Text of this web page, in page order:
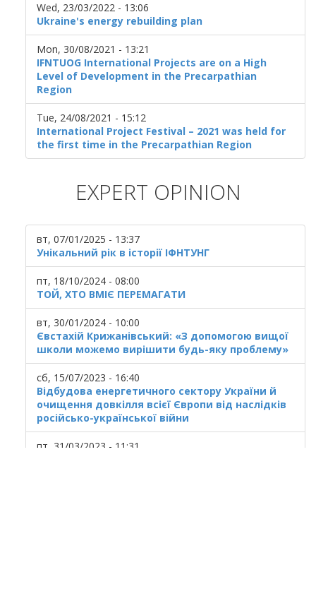
Wed, 23/03/2022 - 13:06
Ukraine's energy rebuilding plan
Mon, 30/08/2021 - 13:21
IFNTUOG International Projects are on a High
Level of Development in the Precarpathian
Region
Tue, 24/08/2021 - 15:12
International Project Festival – 2021 was held for
the first time in the Precarpathian Region
EXPERT OPINION
вт, 07/01/2025 - 13:37
Унікальний рік в історії ІФНТУНГ
пт, 18/10/2024 - 08:00
ТОЙ, ХТО ВМІЄ ПЕРЕМАГАТИ
вт, 30/01/2024 - 10:00
Євстахій Крижанівський: «З допомогою вищої
школи можемо вирішити будь-яку проблему»
сб, 15/07/2023 - 16:40
Відбудова енергетичного сектору України й
очищення довкілля всієї Європи від наслідків
російсько-української війни
пт, 31/03/2023 - 11:31